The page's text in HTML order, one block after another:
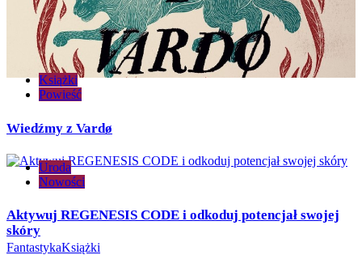
Książki
Powieść
Wiedźmy z Vardø
Uroda
Nowości
Aktywuj REGENESIS CODE i odkoduj potencjał swojej
skóry
FantastykaKsiążki